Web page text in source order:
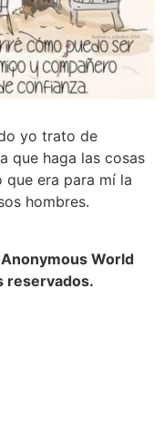
yo trato de
que haga las cosas
era para mí la
hombres.
World
reservados.